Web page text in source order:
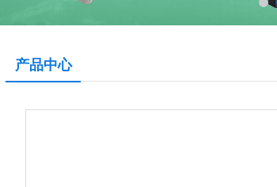
产品中心